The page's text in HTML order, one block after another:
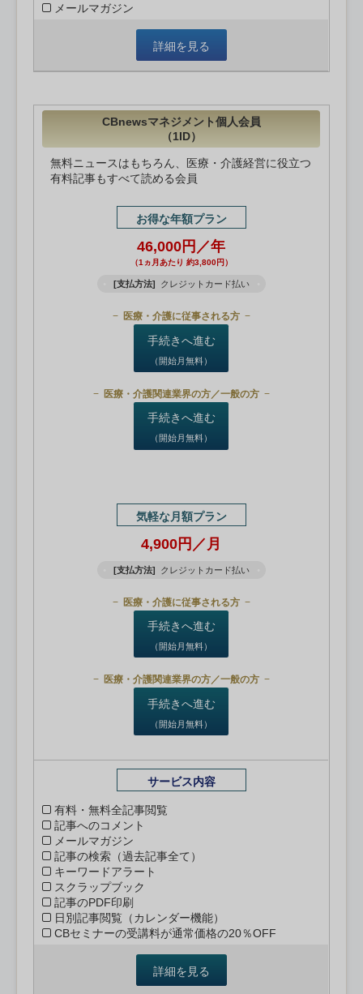
メールマガジン
詳細を見る
CBnewsマネジメント個人会員
（1ID）
無料ニュースはもちろん、医療・介護経営に役立つ
有料記事もすべて読める会員
お得な年額プラン
46,000円／年
（1ヵ月あたり 約3,800円）
[支払方法] クレジットカード払い
医療・介護に従事される方
手続きへ進む
（開始月無料）
医療・介護関連業界の方／一般の方
手続きへ進む
（開始月無料）
気軽な月額プラン
4,900円／月
[支払方法] クレジットカード払い
医療・介護に従事される方
手続きへ進む
（開始月無料）
医療・介護関連業界の方／一般の方
手続きへ進む
（開始月無料）
サービス内容
有料・無料全記事閲覧
記事へのコメント
メールマガジン
記事の検索（過去記事全て）
キーワードアラート
スクラップブック
記事のPDF印刷
日別記事閲覧（カレンダー機能）
CBセミナーの受講料が通常価格の20％OFF
詳細を見る